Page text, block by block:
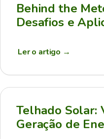
Behind the
Desafios e
Ler o artigo →
Telhado Solar:
Geração de